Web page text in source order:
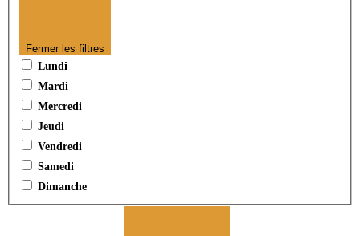
Fermer les filtres
Lundi
Mardi
Mercredi
Jeudi
Vendredi
Samedi
Dimanche